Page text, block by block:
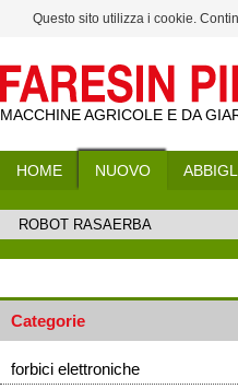
Questo sito utilizza i cookie.
MACCHINE AGRICOLE E DA
HOME NUOVO
Categorie
forbici elettroniche